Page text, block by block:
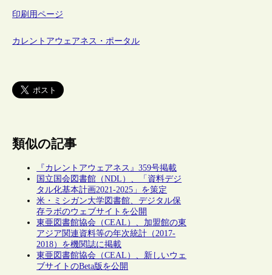
印刷用ページ
カレントアウェアネス・ポータル
類似の記事
『カレントアウェアネス』359号掲載
国立国会図書館（NDL）、「資料デジ
タル化基本計画2021-2025」を策定
米・ミシガン大学図書館、デジタル保
存ラボのウェブサイトを公開
東亜図書館協会（CEAL）、加盟館の東
アジア関連資料等の年次統計（2017-
2018）を機関誌に掲載
東亜図書館協会（CEAL）、新しいウェ
ブサイトのBeta版を公開